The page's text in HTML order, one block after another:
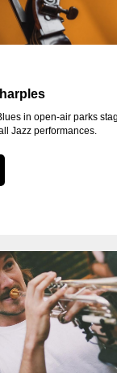
in open-air parks
Jazz performances.